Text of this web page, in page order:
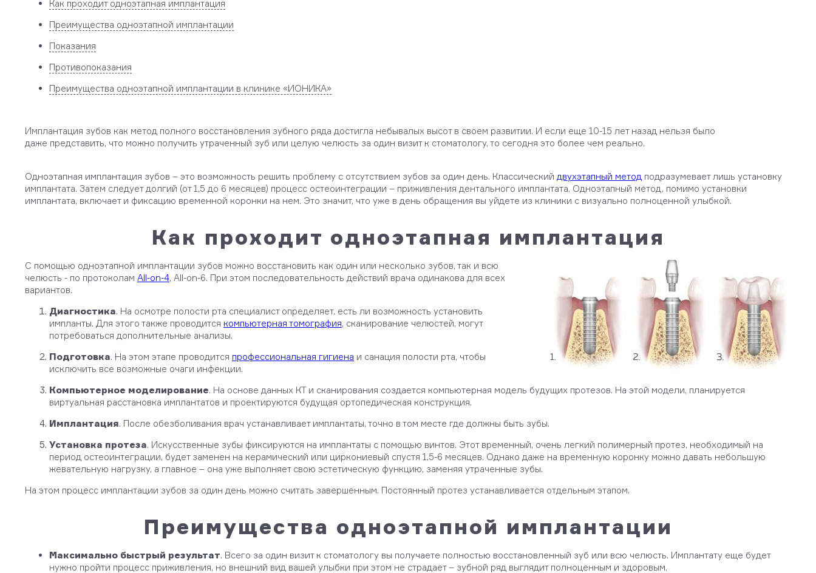
Как проходит одноэтапная имплантация
Преимущества одноэтапной имплантации
Показания
Противопоказания
Преимущества одноэтапной имплантации в клинике «ИОНИКА»
Имплантация зубов как метод полного восстановления зубного ряда достигла небывалых высот в своем развитии. И если еще 10-15 лет назад нельзя было
даже представить, что можно получить утраченный зуб или целую челюсть за один визит к стоматологу, то сегодня это более чем реально.
Одноэтапная имплантация зубов – это возможность решить проблему с отсутствием зубов за один день. Классический двухэтапный метод подразумевает лишь установку
имплантата. Затем следует долгий (от 1,5 до 6 месяцев) процесс остеоинтеграции – приживления дентального имплантата. Одноэтапный метод, помимо установки
имплантата, включает и фиксацию временной коронки на нем. Это значит, что уже в день обращения вы уйдете из клиники с визуально полноценной улыбкой.
Как проходит одноэтапная имплантация
С помощью одноэтапной имплантации зубов можно восстановить как один или несколько зубов, так и всю
челюсть - по протоколам All-on-4, All-on-6. При этом последовательность действий врача одинакова для всех
вариантов.
Диагностика. На осмотре полости рта специалист определяет, есть ли возможность установить
импланты. Для этого также проводится компьютерная томография, сканирование челюстей, могут
потребоваться дополнительные анализы.
Подготовка. На этом этапе проводится профессиональная гигиена и санация полости рта, чтобы
исключить все возможные очаги инфекции.
Компьютерное моделирование. На основе данных КТ и сканирования создается компьютерная модель будущих протезов. На этой модели, планируется
виртуальная расстановка имплантатов и проектируются будущая ортопедическая конструкция.
Имплантация. После обезболивания врач устанавливает имплантаты, точно в том месте где должны быть зубы.
Установка протеза. Искусственные зубы фиксируются на имплантаты с помощью винтов. Этот временный, очень легкий полимерный протез, необходимый на
период остеоинтеграции, будет заменен на керамический или циркониевый спустя 1,5-6 месяцев. Однако даже на временную коронку можно давать небольшую
жевательную нагрузку, а главное – она уже выполняет свою эстетическую функцию, заменяя утраченные зубы.
На этом процесс имплантации зубов за один день можно считать завершенным. Постоянный протез устанавливается отдельным этапом.
Преимущества одноэтапной имплантации
Максимально быстрый результат. Всего за один визит к стоматологу вы получаете полностью восстановленный зуб или всю челюсть. Имплантату еще будет
нужно пройти процесс приживления, но внешний вид вашей улыбки при этом не страдает – зубной ряд выглядит полноценным и здоровым.